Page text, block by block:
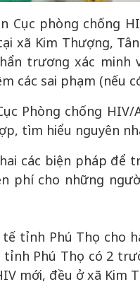
phòng chống
xã Kim Thượng,
trương xác minh
các sai phạm (nếu
Phòng chống HIV/
tìm hiểu nguyên
các biện pháp để
phí cho những
tế tỉnh Phú Thọ cho
tỉnh Phú Thọ có 2
mới, đều ở xã Kim
năm Việt Nam gia
UNESCO: Khơi
nội lực văn hóa,
hình vị thế kiến
| Kỳ 3: Hội nhập
tế bằng bản lĩnh